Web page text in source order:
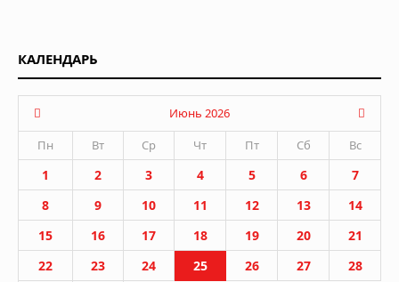
КАЛЕНДАРЬ
Июнь 2026
Пн
Вт Ср Чт Пт Сб Вс
1 2 3 4 5 6
7
8
9 10 11 12 13
14
15
16 17 18 19 20
21
22
23 24 25 26 27
28